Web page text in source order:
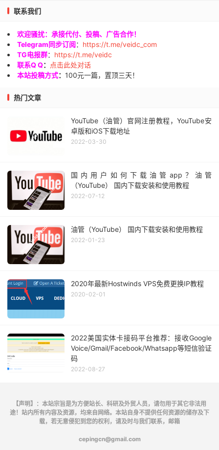
联系我们
欢迎骚扰：承接代付、投稿、广告合作！
Telegram同步订阅： https://t.me/veidc_com
TG电报群： https://t.me/veidc
联系Q Q：
点击此处对话
本站投稿方式： 100元一篇，置顶三天！
热门文章
YouTube（油管）官网注册教程，YouTube安
卓版和iOS下载地址
2022-03-30
国内用户如何下载油管app？油管
（YouTube） 国内下载安装和使用教程
2022-07-12
油管（YouTube） 国内下载安装和使用教程
2022-01-23
2020年最新Hostwinds VPS免费更换IP教程
2020-02-01
2022美国实体卡接码平台推荐：接收Google
Voice/Gmail/Facebook/Whatsapp等短信验证
码
2022-08-27
【声明】：本站宗旨是为方便站长、科研及外贸人员，请勿用于其它非法用
途！站内所有内容及资源，均来自网络。本站自身不提供任何资源的储存及下
载，若无意侵犯到您的权利，请及时与我们联系，邮箱
cepingcn@gmail.com